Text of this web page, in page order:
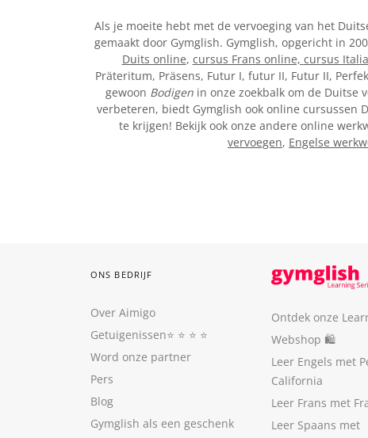
Als je moeite hebt met de vervoeging van het
gemaakt door Gymglish. Gymglish, opgericht in
Duits online, cursus Frans online, cursus
Präteritum, Präsens, Futur I, futur II, Futur II,
gewoon Bodigenin onze zoekbalk om de Duitse
verbeteren, biedt Gymglish ook online cursussen
te krijgen! Bekijk ook onze andere online
vervoegen, Engelse
ONS BEDRIJF
Over Aimigo
Getuigenissen⭐️ ⭐️ ⭐️ ⭐️
Word onze partner
Pers
Blog
Gymglish als een geschenk
Ontdek onze
Webshop 🛍
Leer Engels met
California
Leer Frans met
Leer Spaans met